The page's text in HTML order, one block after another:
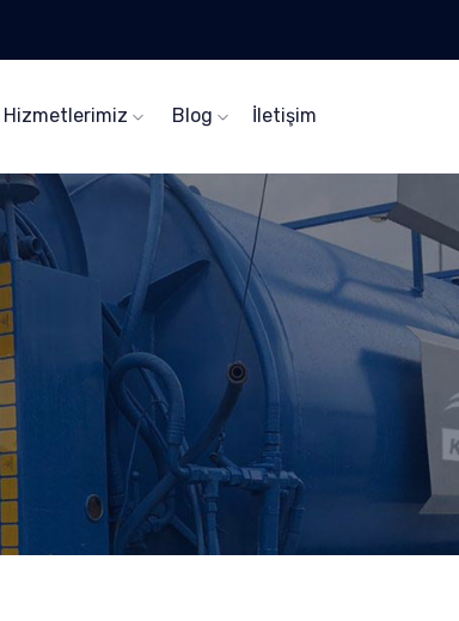
Hizmetlerimiz Blog İletişim